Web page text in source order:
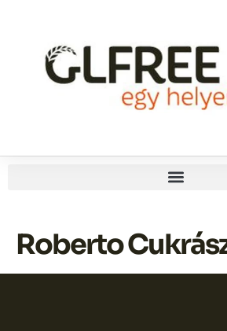
Roberto